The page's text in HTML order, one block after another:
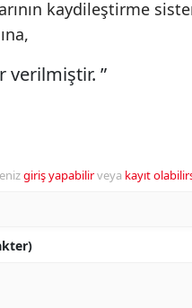
kaydileştirme
verilmiştir. ”
giriş yapabilirveya kayıt